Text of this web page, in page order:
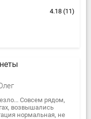
4.18 (11)
Совсем рядом,
возвышались
нормальная, не